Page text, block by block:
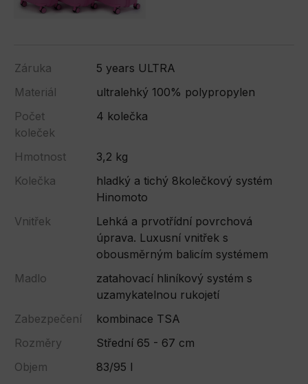
Záruka
5 years ULTRA
Materiál
ultralehký 100% polypropylen
Počet
koleček
4 kolečka
Hmotnost
3,2 kg
Kolečka
hladký a tichý 8kolečkový systém
Hinomoto
Vnitřek
Lehká a prvotřídní povrchová
úprava. Luxusní vnitřek s
obousměrným balicím systémem
Madlo
zatahovací hliníkový systém s
uzamykatelnou rukojetí
Zabezpečení
kombinace TSA
Rozměry
Střední 65 - 67 cm
Objem
83/95 l